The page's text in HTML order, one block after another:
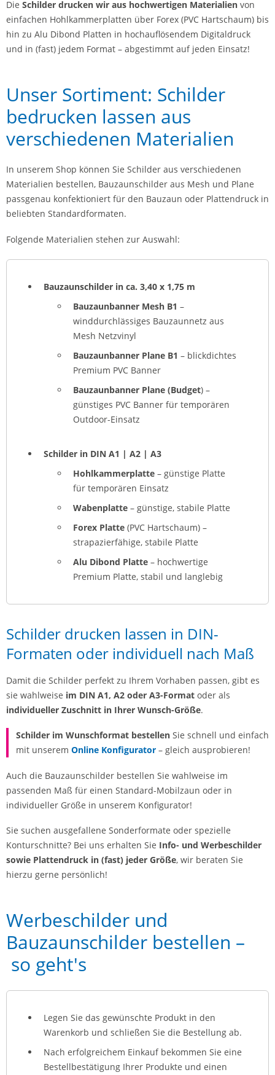
Die Schilder drucken wir aus hochwertigen Materialien von
einfachen Hohlkammerplatten über Forex (PVC Hartschaum) bis
hin zu Alu Dibond Platten in hochauflösendem Digitaldruck
und in (fast) jedem Format – abgestimmt auf jeden Einsatz!
Unser Sortiment: Schilder
bedrucken lassen aus
verschiedenen Materialien
In unserem Shop können Sie Schilder aus verschiedenen
Materialien bestellen, Bauzaunschilder aus Mesh und Plane
passgenau konfektioniert für den Bauzaun oder Plattendruck in
beliebten Standardformaten.
Folgende Materialien stehen zur Auswahl:
Bauzaunschilder in ca. 3,40 x 1,75 m
Bauzaunbanner Mesh B1 –
winddurchlässiges Bauzaunnetz aus
Mesh Netzvinyl
Bauzaunbanner Plane B1 – blickdichtes
Premium PVC Banner
Bauzaunbanner Plane (Budget) –
günstiges PVC Banner für temporären
Outdoor-Einsatz
Schilder in DIN A1 | A2 | A3
Hohlkammerplatte – günstige Platte
für temporären Einsatz
Wabenplatte – günstige, stabile Platte
Forex Platte (PVC Hartschaum) –
strapazierfähige, stabile Platte
Alu Dibond Platte – hochwertige
Premium Platte, stabil und langlebig
Schilder drucken lassen in DIN-
Formaten oder individuell nach Maß
Damit die Schilder perfekt zu Ihrem Vorhaben passen, gibt es
sie wahlweise im DIN A1, A2 oder A3-Format oder als
individueller Zuschnitt in Ihrer Wunsch-Größe.
Schilder im Wunschformat bestellen Sie schnell und einfach
mit unserem Online Konfigurator – gleich ausprobieren!
Auch die Bauzaunschilder bestellen Sie wahlweise im
passenden Maß für einen Standard-Mobilzaun oder in
individueller Größe in unserem Konfigurator!
Sie suchen ausgefallene Sonderformate oder spezielle
Konturschnitte? Bei uns erhalten Sie Info- und Werbeschilder
sowie Plattendruck in (fast) jeder Größe, wir beraten Sie
hierzu gerne persönlich!
Werbeschilder und
Bauzaunschilder bestellen –
so geht's
Legen Sie das gewünschte Produkt in den
Warenkorb und schließen Sie die Bestellung ab.
Nach erfolgreichem Einkauf bekommen Sie eine
Bestellbestätigung Ihrer Produkte und einen